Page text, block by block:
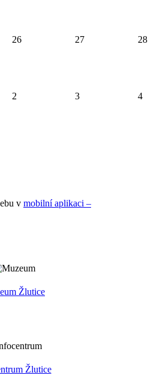
26 27 28
2 3 4
v mobilní aplikaci –
Žlutice
Žlutice